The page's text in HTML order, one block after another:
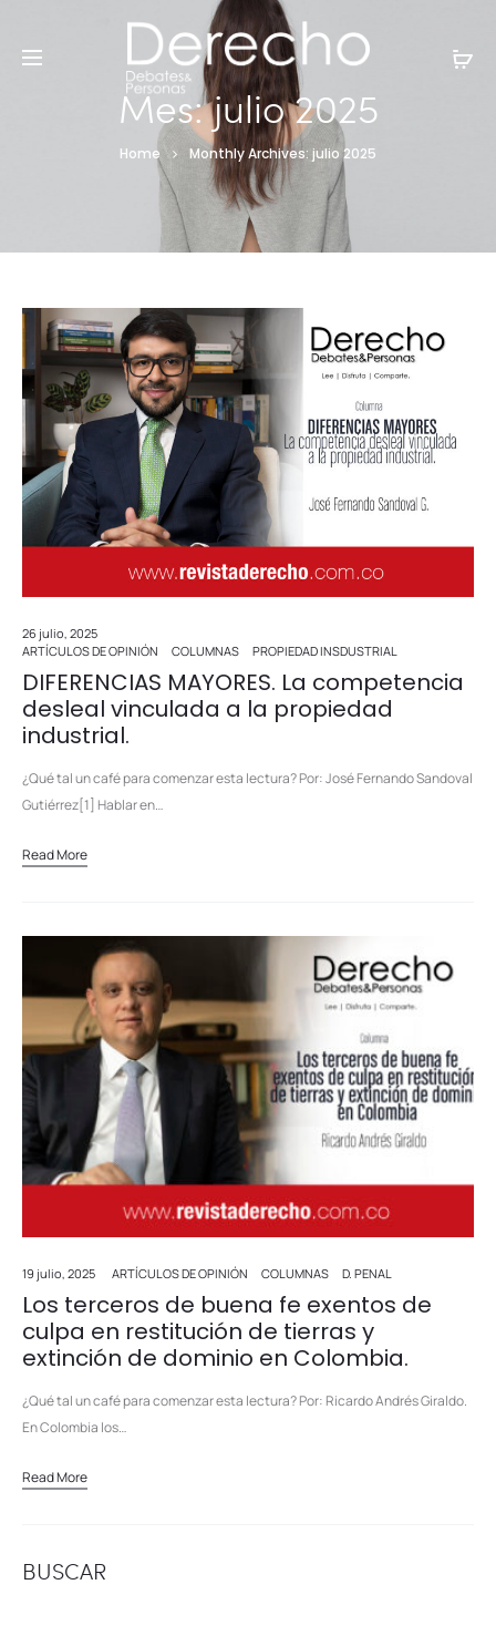
Mes:julio 2025
Home Monthly Archives: julio 2025
26 julio, 2025
ARTÍCULOS DE OPINIÓN
COLUMNAS PROPIEDAD INSDUSTRIAL
DIFERENCIAS MAYORES. La competencia
desleal vinculada a la propiedad
industrial.
¿Qué tal un café para comenzar esta lectura? Por: José Fernando Sandoval
Gutiérrez[1] Hablar en…
Read More
19 julio, 2025 ARTÍCULOS DE OPINIÓN COLUMNAS D. PENAL
Los terceros de buena fe exentos de
culpa en restitución de tierras y
extinción de dominio en Colombia.
¿Qué tal un café para comenzar esta lectura? Por: Ricardo Andrés Giraldo.
En Colombia los…
Read More
BUSCAR